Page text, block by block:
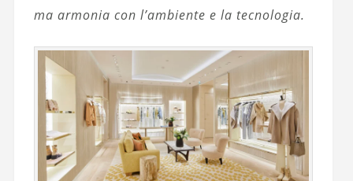
ma armonia con l’ambiente e la tecnologia.